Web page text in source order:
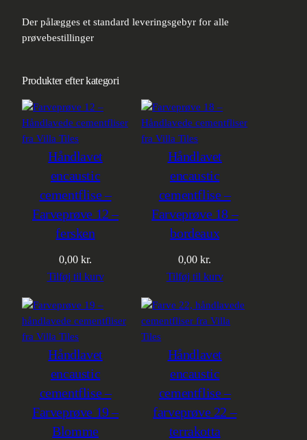
Der pålægges et standard leveringsgebyr for alle
prøvebestillinger
Produkter efter kategori
Håndlavet
encaustic
cementflise –
Farveprøve 12 –
fersken
0,00kr.
Tilføj til kurv
Håndlavet
encaustic
cementflise –
Farveprøve 18 –
bordeaux
0,00kr.
Tilføj til kurv
Håndlavet
encaustic
cementflise –
Farveprøve 19 –
Blomme
Håndlavet
encaustic
cementflise –
farveprøve 22 –
terrakotta